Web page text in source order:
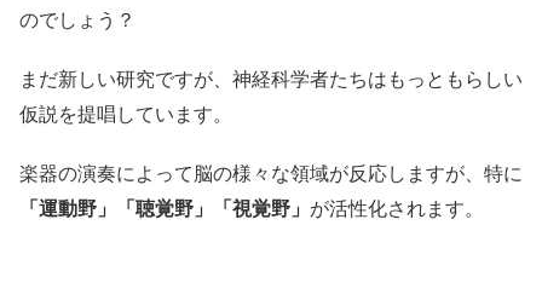
のでしょう？
まだ新しい研究ですが、神経科学者たちはもっともらしい
仮説を提唱しています。
楽器の演奏によって脳の様々な領域が反応しますが、特に
「運動野」「聴覚野」「視覚野」 が活性化されます。